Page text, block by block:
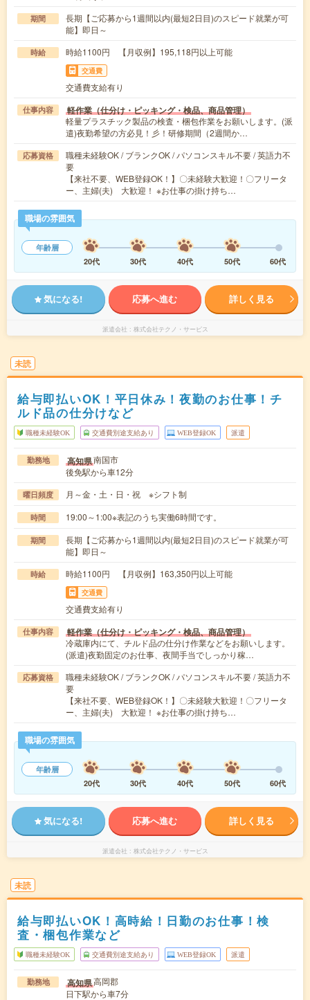
期間
長期【ご応募から1週間以内(最短2日目)のスピード就業が可
能】即日～
時給 時給1100円 【月収例】195,118円以上可能
交通費
交通費支給有り
仕事内容 軽作業（仕分け・ピッキング・検品、商品管理）
軽量プラスチック製品の検査・梱包作業をお願いします。(派
遣)夜勤希望の方必見！彡！研修期間（2週間か…
応募資格
職種未経験OK / ブランクOK / パソコンスキル不要 / 英語力不
要
【来社不要、WEB登録OK！】〇未経験大歓迎！〇フリータ
ー、主婦(夫) 大歓迎！ ※お仕事の掛け持ち…
職場の雰囲気
年齢層
20代
30代 40代 50代 60代
気になる! 応募へ進む 詳しく見る
派遣会社 株式会社テクノ・サービス
未読
給与即払いOK！平日休み！夜勤のお仕事！チ
ルド品の仕分けなど
職種未経験OK 交通費別途支給あり WEB登録OK 派遣
勤務地 高知県南国市
後免駅から車12分
曜日頻度 月～金・土・日・祝 ※シフト制
時間 19:00～1:00※表記のうち実働6時間です。
期間
長期【ご応募から1週間以内(最短2日目)のスピード就業が可
能】即日～
時給 時給1100円 【月収例】163,350円以上可能
交通費
交通費支給有り
仕事内容 軽作業（仕分け・ピッキング・検品、商品管理）
冷蔵庫内にて、チルド品の仕分け作業などをお願いします。
(派遣)夜勤固定のお仕事、夜間手当でしっかり稼…
応募資格
職種未経験OK / ブランクOK / パソコンスキル不要 / 英語力不
要
【来社不要、WEB登録OK！】〇未経験大歓迎！〇フリータ
ー、主婦(夫) 大歓迎！ ※お仕事の掛け持ち…
職場の雰囲気
年齢層
20代
30代 40代 50代 60代
気になる! 応募へ進む 詳しく見る
派遣会社 株式会社テクノ・サービス
未読
給与即払いOK！高時給！日勤のお仕事！検
査・梱包作業など
職種未経験OK 交通費別途支給あり WEB登録OK 派遣
勤務地 高知県高岡郡
日下駅から車7分